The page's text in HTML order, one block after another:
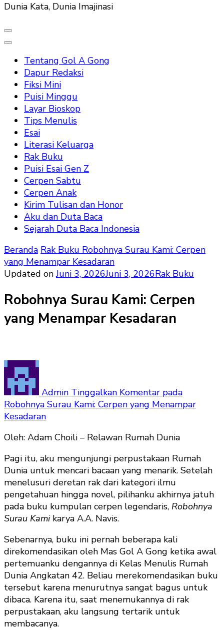
Dunia Kata, Dunia Imajinasi
Tentang Gol A Gong
Dapur Redaksi
Fiksi Mini
Puisi Minggu
Layar Bioskop
Tips Menulis
Esai
Literasi Keluarga
Rak Buku
Puisi Esai Gen Z
Cerpen Sabtu
Cerpen Anak
Kirim Tulisan dan Honor
Aku dan Duta Baca
Sejarah Duta Baca Indonesia
Beranda Rak Buku Robohnya Surau Kami: Cerpen
yang Menampar Kesadaran
Updated onJuni 3, 2026Juni 3, 2026Rak Buku
Robohnya Surau Kami: Cerpen
yang Menampar Kesadaran
Admin Tinggalkan Komentar pada
Robohnya Surau Kami: Cerpen yang Menampar
Kesadaran
Oleh: Adam Choili – Relawan Rumah Dunia
Pagi itu, aku mengunjungi perpustakaan Rumah
Dunia untuk mencari bacaan yang menarik. Setelah
menelusuri deretan rak dari kategori ilmu
pengetahuan hingga novel, pilihanku akhirnya jatuh
pada buku kumpulan cerpen legendaris, Robohnya
Surau Kamikarya A.A. Navis.
Sebenarnya, buku ini pernah beberapa kali
direkomendasikan oleh Mas Gol A Gong ketika awal
pertemuanku dengannya di Kelas Menulis Rumah
Dunia Angkatan 42. Beliau merekomendasikan buku
tersebut karena menurutnya sangat bagus untuk
dibaca. Karena itu, saat menemukannya di rak
perpustakaan, aku langsung tertarik untuk
membacanya.